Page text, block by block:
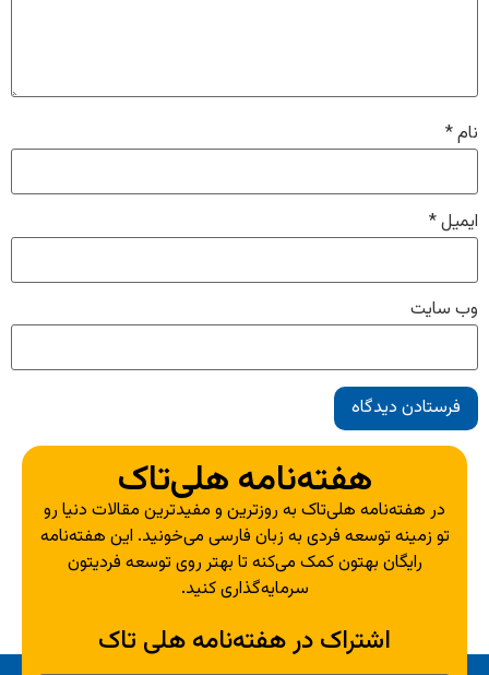
نام*
ایمیل*
وب‌ سایت
هفته‌نامه هلی‌تاک
در هفته‌نامه هلی‌تاک به روزترین و مفیدترین مقالات دنیا رو
تو زمینه توسعه فردی به زبان فارسی می‌خونید. این هفته‌نامه
رایگان بهتون کمک می‌کنه تا بهتر روی توسعه فردیتون
سرمایه‌گذاری کنید.
اشتراک در هفته‌نامه هلی تاک